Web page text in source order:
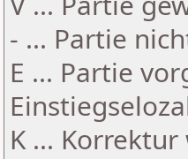
- ... Partie
E ... Partie
K ...